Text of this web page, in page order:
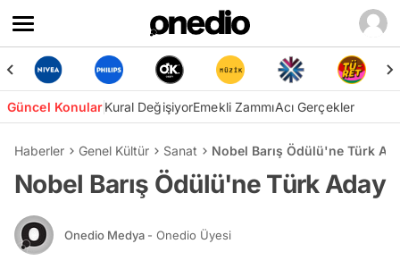
Güncel KonularKural DeğişiyorEmekli ZammıAcı Gerçekler
Haberler Genel Kültür Sanat Nobel Barış Ödülü'ne Türk
Nobel Barış Ödülü'ne Türk Aday
Onedio Medya - Onedio Üyesi